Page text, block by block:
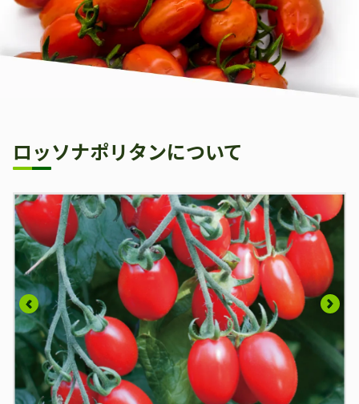
ロッソナポリタンについて